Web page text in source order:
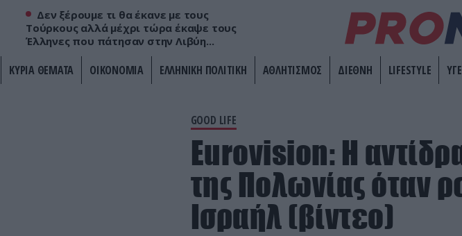
Δεν ξέρουμε τι θα έκανε με τους
Τούρκους αλλά μέχρι τώρα έκαψε τους
Έλληνες που πάτησαν στην Λιβύη...
ΚΥΡΙΑ ΘΕΜΑΤΑ ΟΙΚΟΝΟΜΙΑ ΕΛΛΗΝΙΚΗ ΠΟΛΙΤΙΚΗ ΑΘΛΗΤΙΣΜΟΣ ΔΙΕΘΝΗ LIFESTYLE
GOOD LIFE
Eurovision: Η
της Πολωνίας όταν
Ισραήλ (βίντεο)